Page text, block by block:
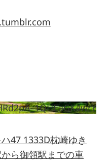
47 1333D枕崎ゆき
ら御領駅までの車